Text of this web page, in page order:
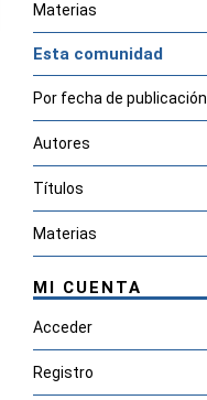
Materias
Esta comunidad
Por fecha de publicación
Autores
Títulos
Materias
MI CUENTA
Acceder
Registro